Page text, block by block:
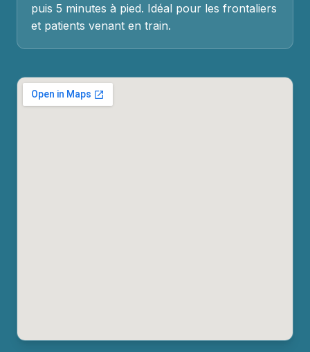
puis 5 minutes à pied. Idéal pour les frontaliers
et patients venant en train.